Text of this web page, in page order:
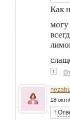
Как
могу
↑
18
↑